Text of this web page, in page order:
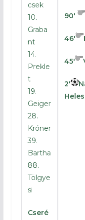
csek
10.
Graba
nt
14.
Prekle
t
19.
Geiger
28.
Króner
39.
Bartha
88.
Tölgye
si
Cseré
90′
46′
45′
2′